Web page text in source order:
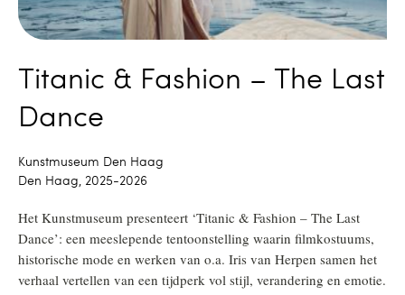
Titanic & Fashion – The Last
Dance
Kunstmuseum Den Haag
Den Haag, 2025-2026
Het Kunstmuseum presenteert ‘Titanic & Fashion – The Last
Dance’: een meeslepende tentoonstelling waarin filmkostuums,
historische mode en werken van o.a. Iris van Herpen samen het
verhaal vertellen van een tijdperk vol stijl, verandering en emotie.